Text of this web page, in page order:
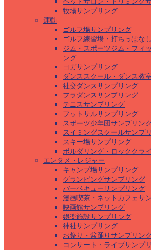
ペットサロン・トリミング
牧場サンプリング
運動
ゴルフ場サンプリング
ゴルフ練習場・打ちっぱな
ジム・スポーツジム・フィ
ング
ヨガサンプリング
ダンススクール・ダンス教
社交ダンスサンプリング
フラダンスサンプリング
テニスサンプリング
フットサルサンプリング
スポーツ少年団サンプリン
スイミングスクールサンプ
スキー場サンプリング
ボルダリング・ロッククラ
エンタメ・レジャー
キャンプ場サンプリング
グランピングサンプリング
バーベキューサンプリング
漫画喫茶・ネットカフェサ
映画館サンプリング
娯楽施設サンプリング
神社サンプリング
お祭り・盆踊りサンプリン
コンサート・ライブサンプ